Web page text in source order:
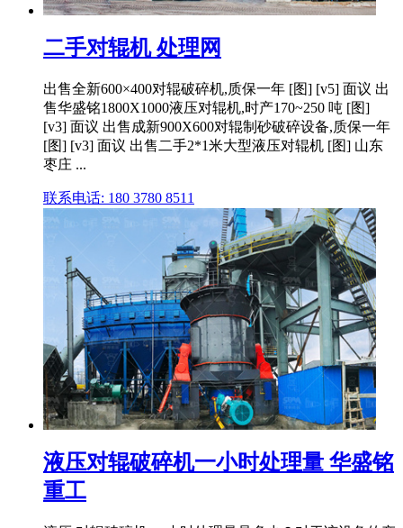
二手对辊机 处理网
出售全新600×400对辊破碎机,质保一年 [图] [v5] 面议 出
售华盛铭1800X1000液压对辊机,时产170~250 吨 [图]
[v3] 面议 出售成新900X600对辊制砂破碎设备,质保一年
[图] [v3] 面议 出售二手2*1米大型液压对辊机 [图] 山东
枣庄 ...
联系电话: 180 3780 8511
液压对辊破碎机一小时处理量 华盛铭
重工